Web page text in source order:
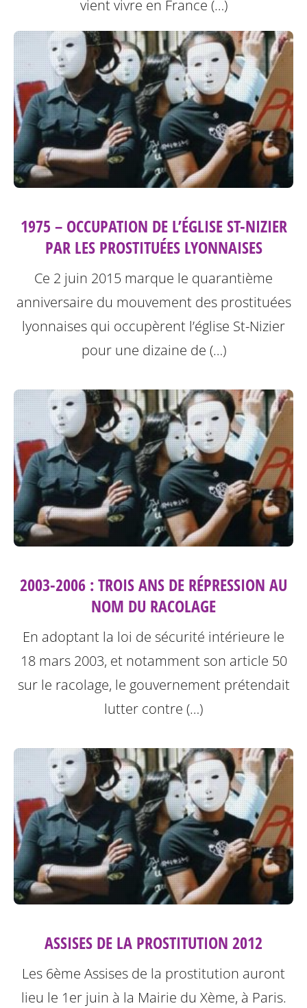
vient vivre en France (…)
1975 – OCCUPATION DE L’ÉGLISE ST-NIZIER
PAR LES PROSTITUÉES LYONNAISES
Ce 2 juin 2015 marque le quarantième
anniversaire du mouvement des prostituées
lyonnaises qui occupèrent l’église St-Nizier
pour une dizaine de (…)
2003-2006 : TROIS ANS DE RÉPRESSION AU
NOM DU RACOLAGE
En adoptant la loi de sécurité intérieure le
18 mars 2003, et notamment son article 50
sur le racolage, le gouvernement prétendait
lutter contre (…)
ASSISES DE LA PROSTITUTION 2012
Les 6ème Assises de la prostitution auront
lieu le 1er juin à la Mairie du Xème, à Paris.